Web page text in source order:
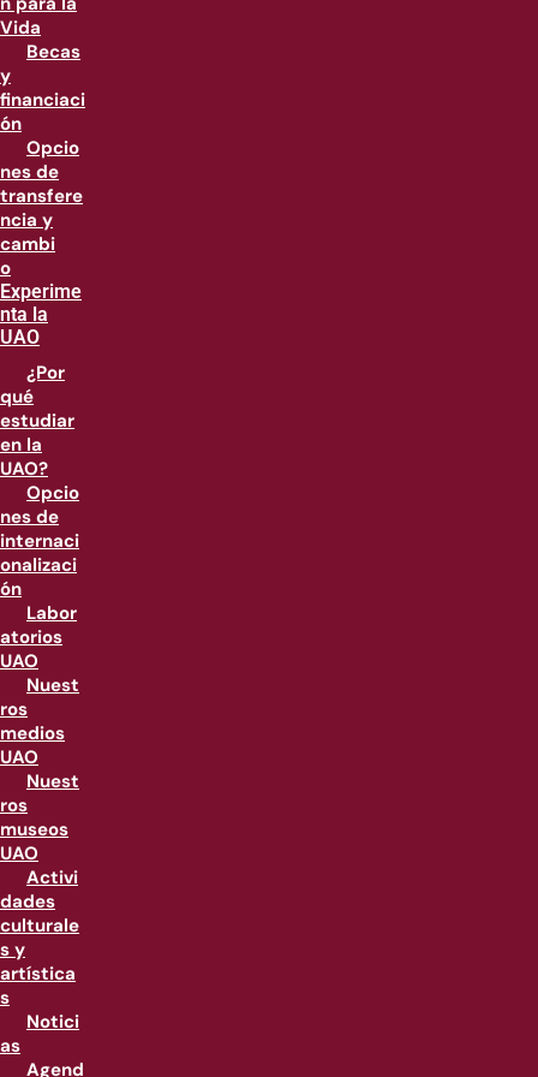
Vida
Becas
y
financiaci
ón
Opcio
nes de
transfere
ncia y
cambi
o
Experime
nta la
UAO
¿Por
qué
estudiar
en la
UAO?
Opcio
nes de
internaci
onalizaci
ón
Labor
atorios
UAO
Nuest
ros
medios
UAO
Nuest
ros
museos
UAO
Activi
dades
culturale
s y
artística
s
Notici
as
Agend